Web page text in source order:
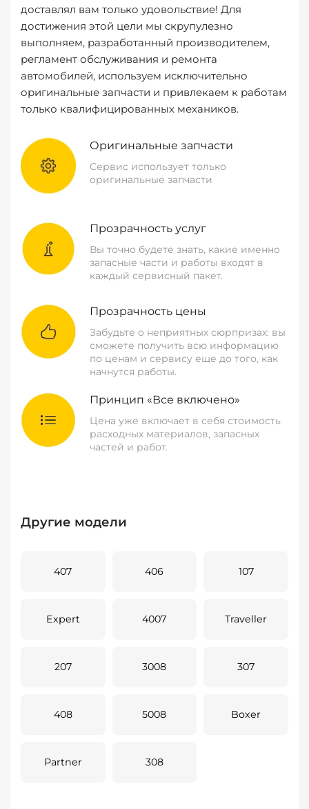
доставлял вам только удовольствие! Для
достижения этой цели мы скрупулезно
выполняем, разработанный производителем,
регламент обслуживания и ремонта
автомобилей, используем исключительно
оригинальные запчасти и привлекаем к работам
только квалифицированных механиков.
Оригинальные запчасти
Сервис использует только
оригинальные запчасти
Прозрачность услуг
Вы точно будете знать, какие именно
запасные части и работы входят в
каждый сервисный пакет.
Прозрачность цены
Забудьте о неприятных сюрпризах: вы
сможете получить всю информацию
по ценам и сервису еще до того, как
начнутся работы.
Принцип «Все включено»
Цена уже включает в себя стоимость
расходных материалов, запасных
частей и работ.
Другие модели
407 406 107
Expert 4007 Traveller
207 3008 307
408 5008 Boxer
Partner 308